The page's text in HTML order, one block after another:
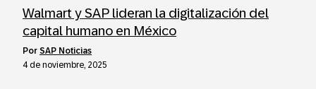
Walmart y SAP lideran la digitalización del
capital humano en México
por SAP Noticias
4 de noviembre, 2025